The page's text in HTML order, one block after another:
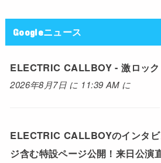
Googleニュース
ELECTRIC CALLBOY - 激ロック
2026年8月7日 に 11:39 AM に
ELECTRIC CALLBOYのインタ
ジ含む特設ページ公開！来日公演